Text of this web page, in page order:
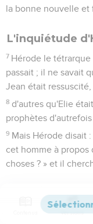
la bonne nouvelle et
L'inquiétude
7 Hérode le
passait ; il ne savait
Jean était ressuscité,
8 d'autres qu'Elie
prophètes
9 Mais Hérode disait
cet homme à
choses ? » et il
Jésus nourrit
A leur retour, les
Versions